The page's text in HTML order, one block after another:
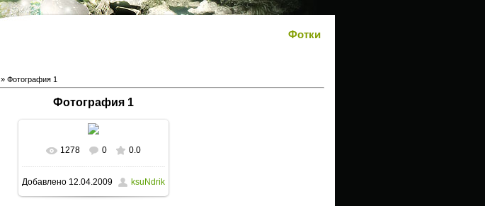
Фотки
» Фотография 1
Фотография 1
В реальном размере
3072x2304/ 1724.3Kb
1278 0 0.0
Добавлено 12.04.2009 ksuNdrik